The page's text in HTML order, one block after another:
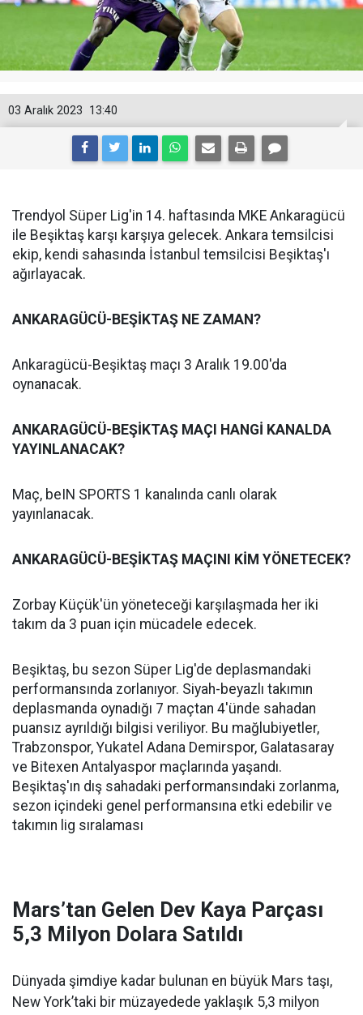
13:40
03 Aralık 2023
Trendyol Süper Lig'in 14. haftasında MKE Ankaragücü
ile Beşiktaş karşı karşıya gelecek. Ankara temsilcisi
ekip, kendi sahasında İstanbul temsilcisi Beşiktaş'ı
ağırlayacak.
ANKARAGÜCÜ-BEŞİKTAŞ NE ZAMAN?
Ankaragücü-Beşiktaş maçı 3 Aralık 19.00'da
oynanacak.
ANKARAGÜCÜ-BEŞİKTAŞ MAÇI HANGİ KANALDA
YAYINLANACAK?
Maç, beIN SPORTS 1 kanalında canlı olarak
yayınlanacak.
ANKARAGÜCÜ-BEŞİKTAŞ MAÇINI KİM YÖNETECEK?
Zorbay Küçük'ün yöneteceği karşılaşmada her iki
takım da 3 puan için mücadele edecek.
Beşiktaş, bu sezon Süper Lig'de deplasmandaki
performansında zorlanıyor. Siyah-beyazlı takımın
deplasmanda oynadığı 7 maçtan 4'ünde sahadan
puansız ayrıldığı bilgisi veriliyor. Bu mağlubiyetler,
Trabzonspor, Yukatel Adana Demirspor, Galatasaray
ve Bitexen Antalyaspor maçlarında yaşandı.
Beşiktaş'ın dış sahadaki performansındaki zorlanma,
sezon içindeki genel performansına etki edebilir ve
takımın lig sıralaması
Mars’tan Gelen Dev Kaya Parçası
5,3 Milyon Dolara Satıldı
Dünyada şimdiye kadar bulunan en büyük Mars taşı,
New York’taki bir müzayedede yaklaşık 5,3 milyon